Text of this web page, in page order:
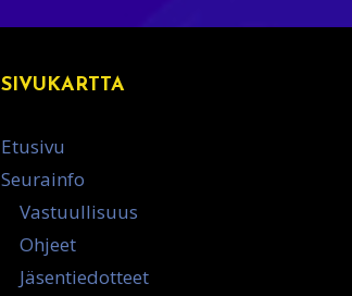
SIVUKARTTA
Etusivu
Seurainfo
Vastuullisuus
Ohjeet
Jäsentiedotteet